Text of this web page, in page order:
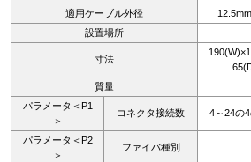
適用ケーブル外径
設置場所
寸法
質量
パラメータ＜P1
＞
コネクタ接続数 4～24の
パラメータ＜P2
＞
ファイバ種別